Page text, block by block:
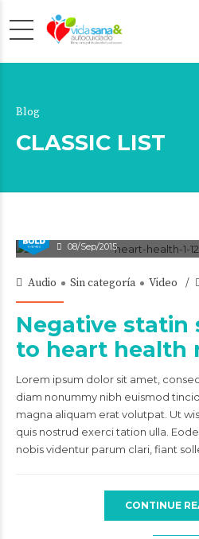
Blog
CLASSIC LIST
08/Sep/2015
Audio Sin categoría Video
Negative statin
to heart health
Lorem ipsum dolor sit amet,
diam nonummy nibh euismod
magna aliquam erat volutpat. Ut
quis nostrud exerci tation ulla.
nobis videntur parum clari, fiant
CONTINUE